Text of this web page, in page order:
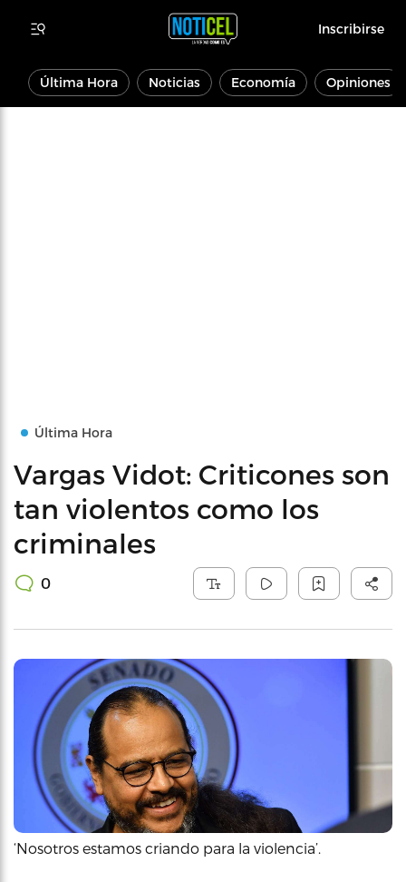
Inscribirse
Última Hora Noticias Economía Opiniones
Última Hora
Vargas Vidot: Criticones son
tan violentos como los
criminales
0
‘Nosotros estamos criando para la violencia’.